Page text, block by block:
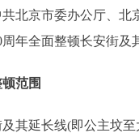
京市委办公厅、北京
年全面整顿长安街及
范围
延长线(即公主坟至大